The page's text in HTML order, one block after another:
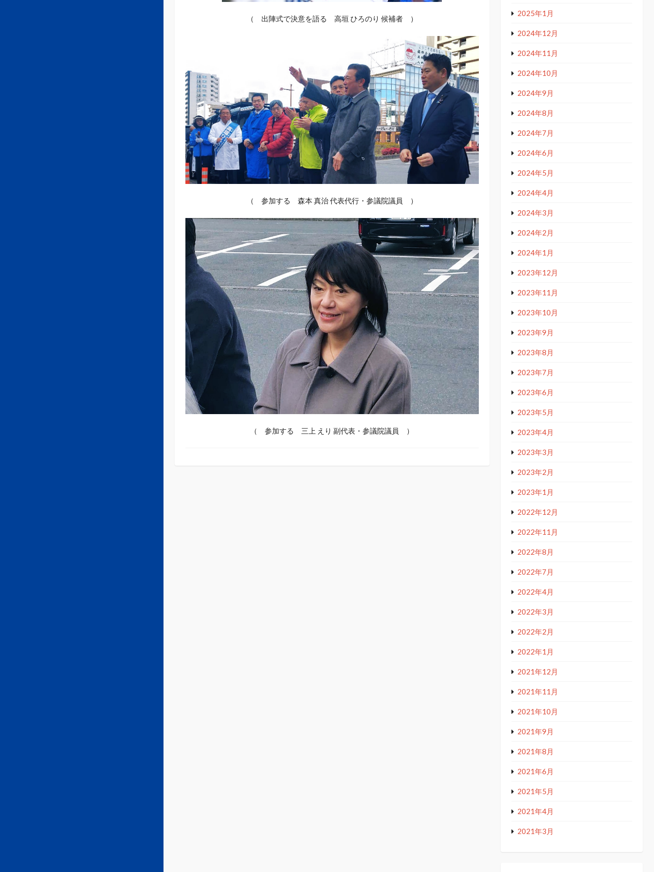
（ 出陣式で決意を語る 高垣 ひろのり 候補者 ）
（ 参加する 森本 真治 代表代行・参議院議員 ）
（ 参加する 三上 えり 副代表・参議院議員 ）
2025年1月
2024年12月
2024年11月
2024年10月
2024年9月
2024年8月
2024年7月
2024年6月
2024年5月
2024年4月
2024年3月
2024年2月
2024年1月
2023年12月
2023年11月
2023年10月
2023年9月
2023年8月
2023年7月
2023年6月
2023年5月
2023年4月
2023年3月
2023年2月
2023年1月
2022年12月
2022年11月
2022年8月
2022年7月
2022年4月
2022年3月
2022年2月
2022年1月
2021年12月
2021年11月
2021年10月
2021年9月
2021年8月
2021年6月
2021年5月
2021年4月
2021年3月